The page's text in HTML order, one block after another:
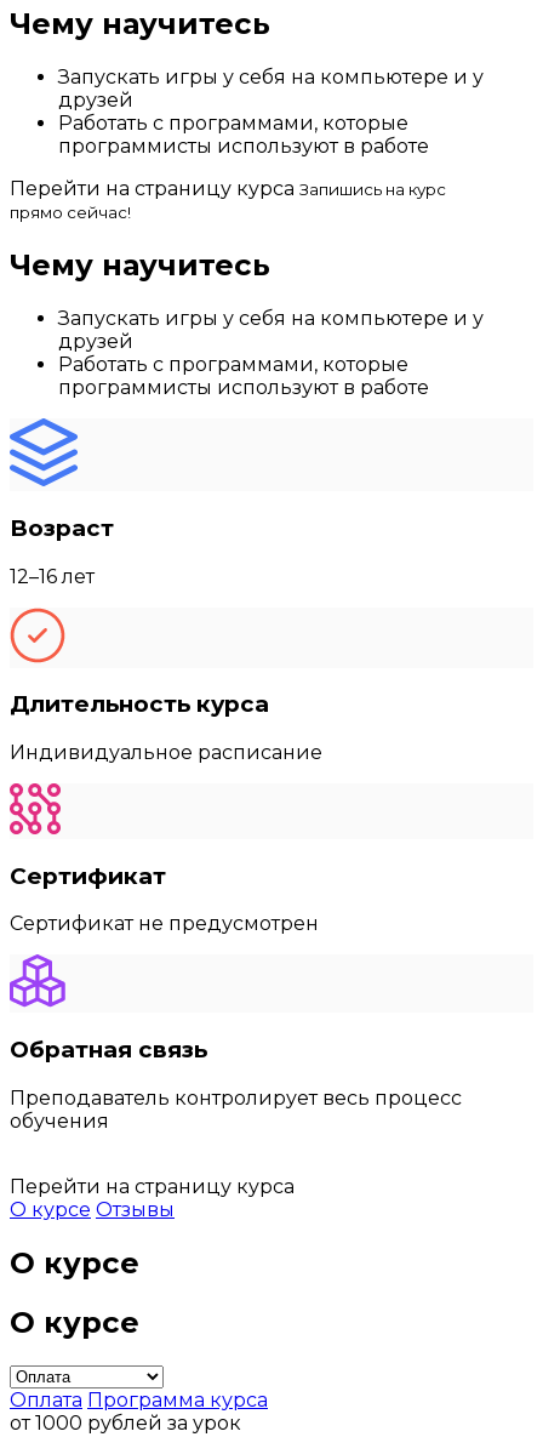
Чему научитесь
Запускать игры у себя на компьютере и у
друзей
Работать с программами, которые
программисты используют в работе
Перейти на страницу курса Запишись на курс
прямо сейчас!
Чему научитесь
Запускать игры у себя на компьютере и у
друзей
Работать с программами, которые
программисты используют в работе
Возраст
12–16 лет
Длительность курса
Индивидуальное расписание
Сертификат
Сертификат не предусмотрен
Обратная связь
Преподаватель контролирует весь процесс
обучения
Перейти на страницу курса
О курсе Отзывы
О курсе
О курсе
Оплата Программа курса
от 1000 рублей за урок